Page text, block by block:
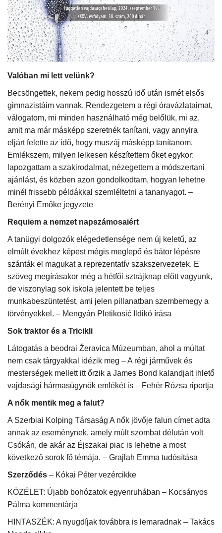
Kultúra
Történelem
Gazdaság
Művészet
Sport
Sajtó
Rendezvény
Humor
Napló postája
Galéria
Újság Archívum
Emlékezzünk †
Nyelv
Magyar Deutsch English
Valóban mi lett velünk?
Becsöngettek, nekem pedig hosszú idő után ismét elsős
gimnazistáim vannak. Rendezgetem a régi óravázlataimat,
válogatom, mi minden használható még belőlük, mi az,
amit ma már másképp szeretnék tanítani, vagy annyira
eljárt felette az idő, hogy muszáj másképp tanítanom.
Emlékszem, milyen lelkesen készítettem őket egykor:
lapozgattam a szakirodalmat, nézegettem a módszertani
ajánlást, és közben azon gondolkodtam, hogyan lehetne
minél frissebb példákkal szemléltetni a tananyagot. –
Berényi Emőke jegyzete
Requiem a nemzet napszámosaiért
A tanügyi dolgozók elégedetlensége nem új keletű, az
elmúlt évekhez képest mégis meglepő és bátor lépésre
szánták el magukat a reprezentatív szakszervezetek. E
szöveg megírásakor még a hétfői sztrájknap előtt vagyunk,
de viszonylag sok iskola jelentett be teljes
munkabeszüntetést, ami jelen pillanatban szembemegy a
törvényekkel. – Mengyán Pletikosić Ildikó írása
Sok traktor és a Tricikli
Látogatás a beodrai Žeravica Múzeumban, ahol a múltat
nem csak tárgyakkal idézik meg – A régi járművek és
mesterségek mellett itt őrzik a James Bond kalandjait ihlető
vajdasági hármasügynök emlékét is – Fehér Rózsa riportja
A nők mentik meg a falut?
A Szerbiai Kolping Társaság A nők jövője falun címet adta
annak az eseménynek, amely múlt szombat délután volt
Csókán, de akár az Éjszakai piac is lehetne a most
következő sorok fő témája. – Grajlah Emma tudósítása
Szerződés – Kókai Péter vezércikke
KÖZÉLET: Újabb bohózatok egyenruhában – Kocsányos
Pálma kommentárja
HINTASZÉK: A nyugdíjak továbbra is lemaradnak – Takács